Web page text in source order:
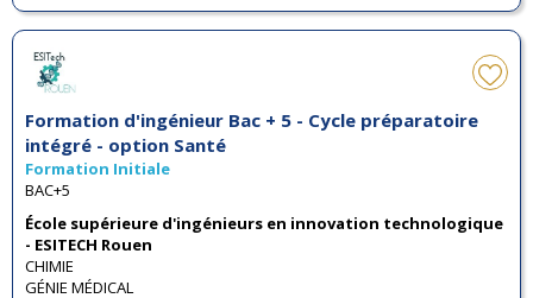
Formation d'ingénieur Bac + 5 - Cycle préparatoire
intégré - option Santé
Formation Initiale
BAC+5
École supérieure d'ingénieurs en innovation technologique
- ESITECH Rouen
CHIMIE
GÉNIE MÉDICAL